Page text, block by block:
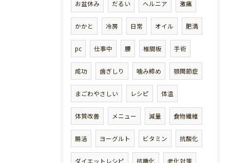
お盆休み だるい ヘルニア 激痛
かかと 冷房 日常 オイル 肥満
pc 仕事中 腰 椎間板 手術
成功 歯ぎしり 噛み締め 顎関節症
まごわやさしい レシピ 体温
体質改善 メニュー 減量 食物繊維
腸活 ヨーグルト ビタミン 抗酸化
ダイエットレシピ 抗糖化 老化対策